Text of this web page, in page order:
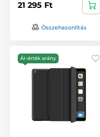
21 295 Ft
Összehasonlítás
Ár-érték arány